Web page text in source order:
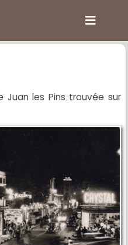
Juan les Pins trouvée sur